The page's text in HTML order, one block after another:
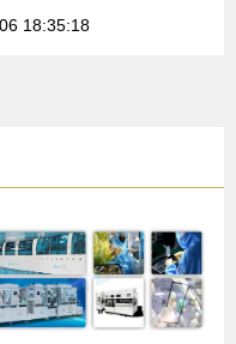
18:35:18